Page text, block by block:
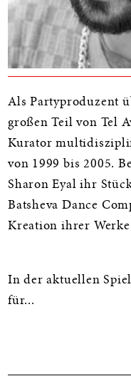
Als Partyproduzent
großen Teil von Tel
Kurator
von 1999 bis 2005.
Sharon Eyal ihr
Batsheva Dance
Kreation ihrer
In der aktuellen
für...